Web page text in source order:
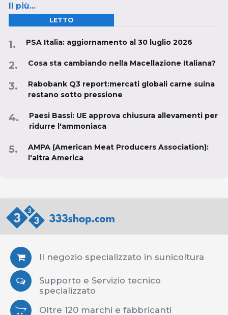
Il più...
LETTO
PSA Italia: aggiornamento al 30 luglio 2026
Cosa sta cambiando nella Macellazione Italiana?
Rabobank Q3 report:mercati globali carne suina
restano sotto pressione
Paesi Bassi: UE approva chiusura allevamenti per
ridurre l'ammoniaca
AMPA (American Meat Producers Association):
l'altra America
Il negozio specializzato in sunicoltura
Supporto e Servizio tecnico
specializzato
Oltre 120 marchi e fabbricanti